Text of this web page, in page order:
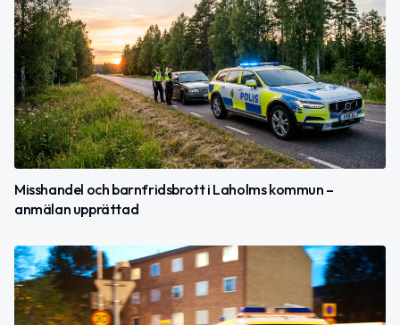
Misshandel och barnfridsbrott i Laholms kommun –
anmälan upprättad